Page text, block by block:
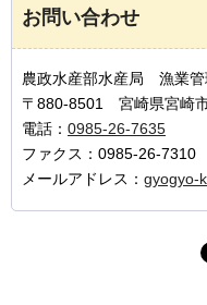
お問い合わせ
農政水産部水産局 漁業管
〒880-8501 宮崎県宮崎
電話： 0985-26-7635
ファクス：0985-26-7310
メールアドレス： gyogyo-